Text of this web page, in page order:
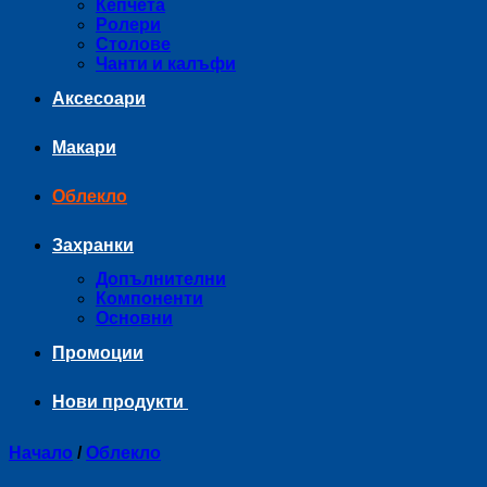
Кепчета
Ролери
Столове
Чанти и калъфи
Аксесоари
Макари
Облекло
Захранки
Допълнителни
Компоненти
Основни
Промоции
Нови продукти
Начало / Облекло